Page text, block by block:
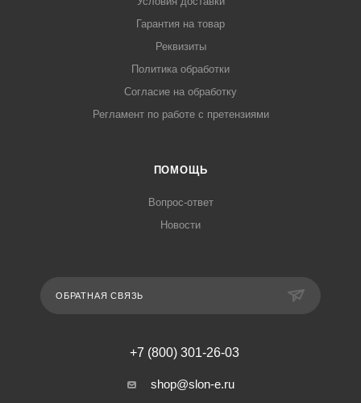
Гарантия на товар
Реквизиты
Политика обработки
Согласие на обработку
Регламент по работе с претензиями
ПОМОЩЬ
Вопрос-ответ
Новости
ОБРАТНАЯ СВЯЗЬ
+7 (800) 301-26-03
shop@slon-e.ru